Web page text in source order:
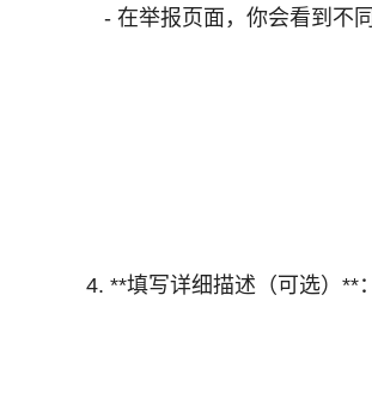
- 在举报页面，你会看到不
4. **填写详细描述（可选）**：